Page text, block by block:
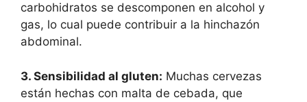
carbohidratos se descomponen en alcohol y
gas, lo cual puede contribuir a la hinchazón
abdominal.
3. Sensibilidad al gluten: Muchas cervezas
están hechas con malta de cebada, que